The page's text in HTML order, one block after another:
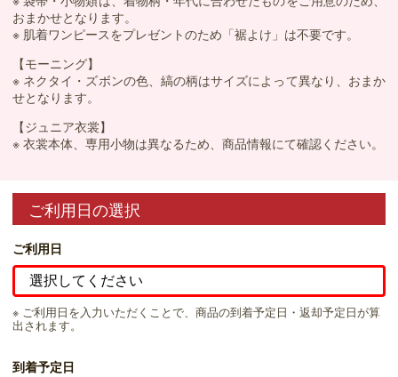
おまかせとなります。
※ 肌着ワンピースをプレゼントのため「裾よけ」は不要です。
【モーニング】
※ ネクタイ・ズボンの色、縞の柄はサイズによって異なり、おまか
せとなります。
【ジュニア衣裳】
※ 衣裳本体、専用小物は異なるため、商品情報にて確認ください。
ご利用日の選択
ご利用日
※ ご利用日を入力いただくことで、商品の到着予定日・返却予定日が算
出されます。
到着予定日